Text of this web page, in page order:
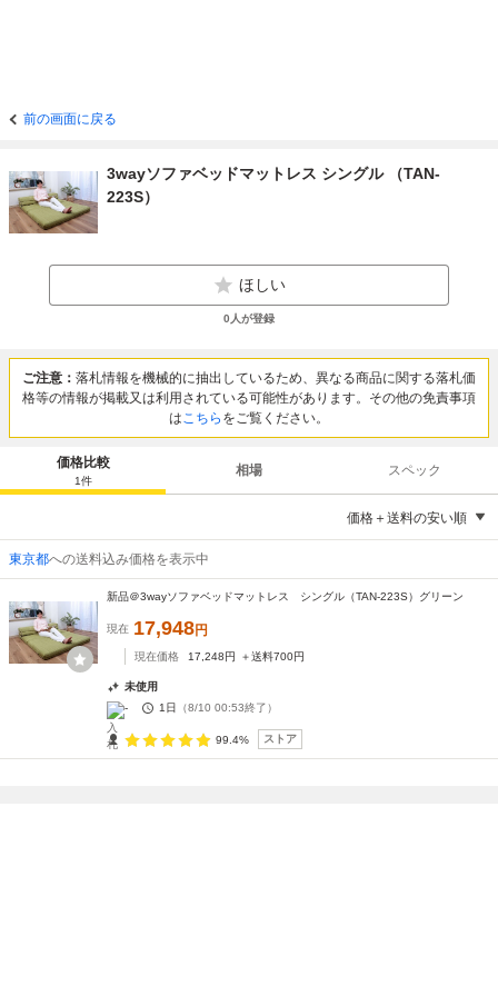
前の画面に戻る
3wayソファベッドマットレス シングル （TAN-
223S）
ほしい
0 人が登録
ご注意： 落札情報を機械的に抽出しているため、異なる商品に関する落札価
格等の情報が掲載又は利用されている可能性があります。その他の免責事項
はこちら をご覧ください。
価格比較
1件
相場 スペック
価格＋送料の安い順
東京都への送料込み価格を表示中
新品＠3wayソファベッドマットレス シングル（TAN-223S）グリーン
現在 17,948円
現在価格 17,248円 ＋送料700円
未使用
-
1日 （8/10 00:53終了）
99.4% ストア